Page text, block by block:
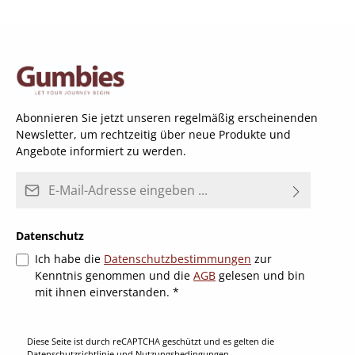
Abonnieren Sie jetzt unseren regelmäßig erscheinenden
Newsletter, um rechtzeitig über neue Produkte und
Angebote informiert zu werden.
Datenschutz
Ich habe die Datenschutzbestimmungen zur
Kenntnis genommen und die AGB gelesen und bin
mit ihnen einverstanden. *
Diese Seite ist durch reCAPTCHA geschützt und es gelten die